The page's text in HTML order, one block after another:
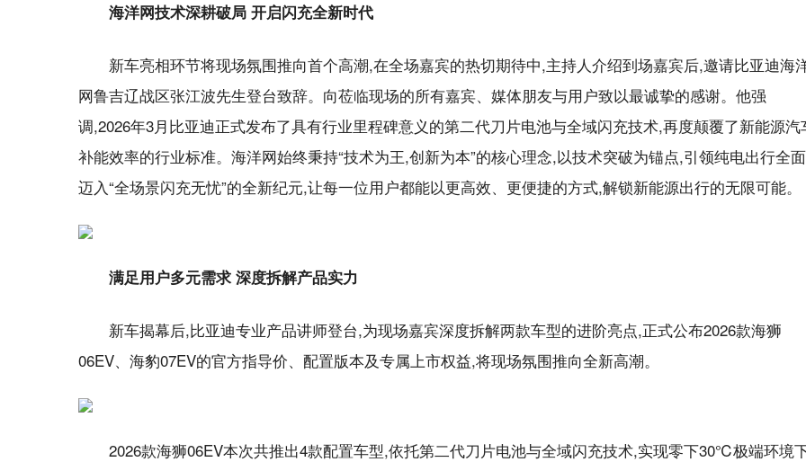
海洋网技术深耕破局 开启闪充全新时代
新车亮相环节将现场氛围推向首个高潮,在全场嘉宾的热切期待中,主持人介绍到场嘉宾后,邀请比亚迪海
网鲁吉辽战区张江波先生登台致辞。向莅临现场的所有嘉宾、媒体朋友与用户致以最诚挚的感谢。他强
调,2026年3月比亚迪正式发布了具有行业里程碑意义的第二代刀片电池与全域闪充技术,再度颠覆了新能源汽
补能效率的行业标准。海洋网始终秉持“技术为王,创新为本”的核心理念,以技术突破为锚点,引领纯电出行全面
迈入“全场景闪充无忧”的全新纪元,让每一位用户都能以更高效、更便捷的方式,解锁新能源出行的无限可能。
满足用户多元需求 深度拆解产品实力
新车揭幕后,比亚迪专业产品讲师登台,为现场嘉宾深度拆解两款车型的进阶亮点,正式公布2026款海狮
06EV、海豹07EV的官方指导价、配置版本及专属上市权益,将现场氛围推向全新高潮。
2026款海狮06EV本次共推出4款配置车型,依托第二代刀片电池与全域闪充技术,实现零下30℃极端环境